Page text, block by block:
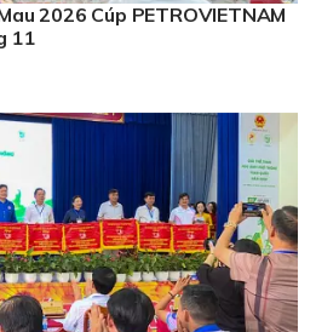
2026 Cúp PETROVIETNAM
11